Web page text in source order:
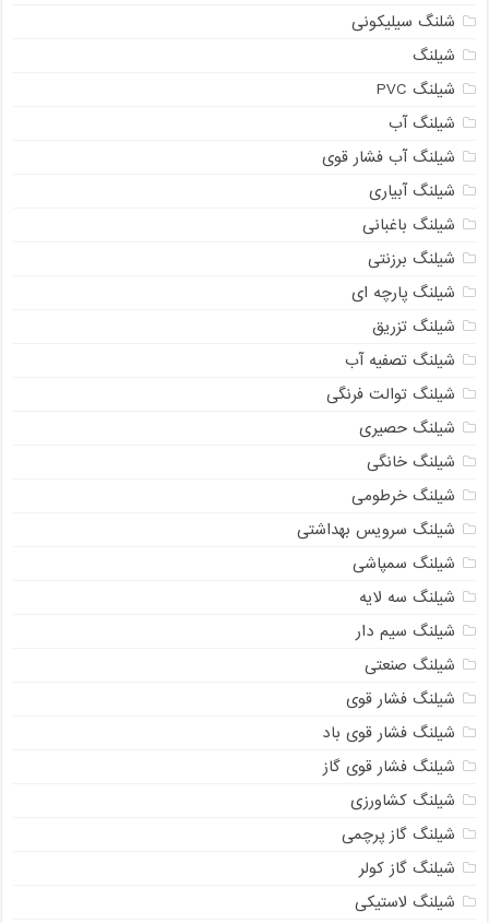
شلنگ سیلیکونی
شیلنگ
شیلنگ PVC
شیلنگ آب
شیلنگ آب فشار قوی
شیلنگ آبیاری
شیلنگ باغبانی
شیلنگ برزنتی
شیلنگ پارچه ای
شیلنگ تزریق
شیلنگ تصفیه آب
شیلنگ توالت فرنگی
شیلنگ حصیری
شیلنگ خانگی
شیلنگ خرطومی
شیلنگ سرویس بهداشتی
شیلنگ سمپاشی
شیلنگ سه لایه
شیلنگ سیم دار
شیلنگ صنعتی
شیلنگ فشار قوی
شیلنگ فشار قوی باد
شیلنگ فشار قوی گاز
شیلنگ کشاورزی
شیلنگ گاز پرچمی
شیلنگ گاز کولر
شیلنگ لاستیکی